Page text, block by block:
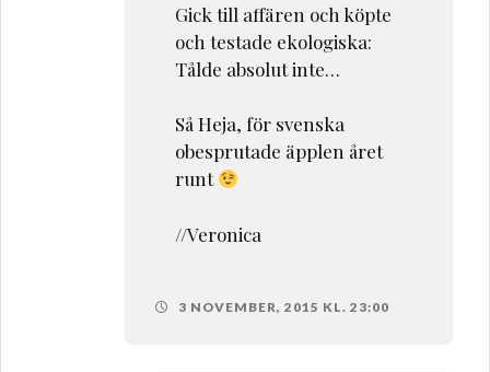
Gick till affären och köpte
och testade ekologiska:
Tålde absolut inte…
Så Heja, för svenska
obesprutade äpplen året
runt
//Veronica
3 NOVEMBER, 2015 KL. 23:00